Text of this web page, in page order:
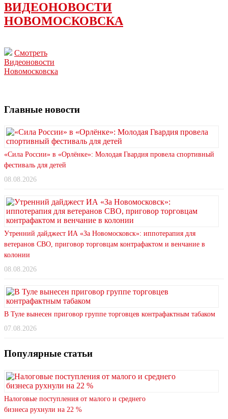
ВИДЕОНОВОСТИ
НОВОМОСКОВСКА
Смотреть
Видеоновости
Новомосковска
Главные новости
«Сила России» в «Орлёнке»: Молодая Гвардия провела спортивный
фестиваль для детей
08.08.2026
Утренний дайджест ИА «За Новомосковск»: иппотерапия для
ветеранов СВО, приговор торговцам контрафактом и венчание в
колонии
08.08.2026
В Туле вынесен приговор группе торговцев контрафактным табаком
07.08.2026
Популярные статьи
Налоговые поступления от малого и среднего
бизнеса рухнули на 22 %